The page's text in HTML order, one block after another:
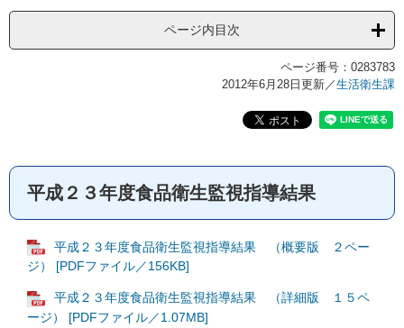
ページ内目次
ページ番号：0283783
2012年6月28日更新／生活衛生課
平成２３年度食品衛生監視指導結果
平成２３年度食品衛生監視指導結果 （概要版 ２ペー
ジ） [PDFファイル／156KB]
平成２３年度食品衛生監視指導結果 （詳細版 １５ペ
ージ） [PDFファイル／1.07MB]